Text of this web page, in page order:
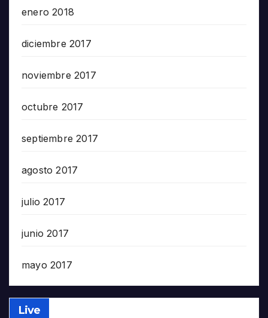
enero 2018
diciembre 2017
noviembre 2017
octubre 2017
septiembre 2017
agosto 2017
julio 2017
junio 2017
mayo 2017
Live